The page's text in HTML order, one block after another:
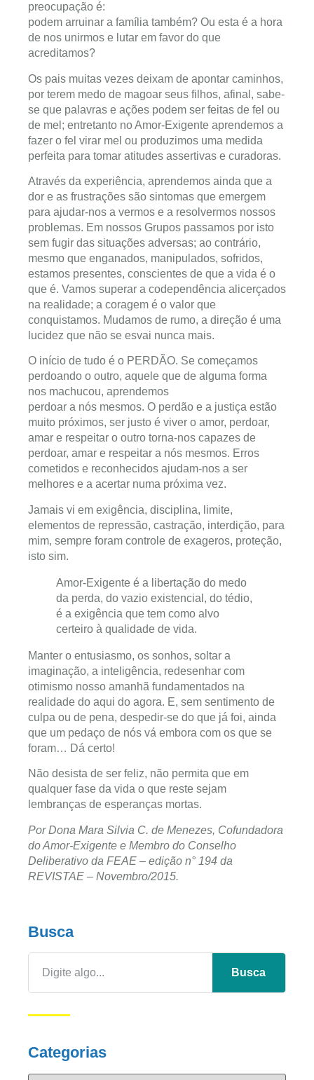
preocupação é:
podem arruinar a família também? Ou esta é a hora
de nos unirmos e lutar em favor do que
acreditamos?
Os pais muitas vezes deixam de apontar caminhos,
por terem medo de magoar seus filhos, afinal, sabe-
se que palavras e ações podem ser feitas de fel ou
de mel; entretanto no Amor-Exigente aprendemos a
fazer o fel virar mel ou produzimos uma medida
perfeita para tomar atitudes assertivas e curadoras.
Através da experiência, aprendemos ainda que a
dor e as frustrações são sintomas que emergem
para ajudar-nos a vermos e a resolvermos nossos
problemas. Em nossos Grupos passamos por isto
sem fugir das situações adversas; ao contrário,
mesmo que enganados, manipulados, sofridos,
estamos presentes, conscientes de que a vida é o
que é. Vamos superar a codependência alicerçados
na realidade; a coragem é o valor que
conquistamos. Mudamos de rumo, a direção é uma
lucidez que não se esvai nunca mais.
O início de tudo é o PERDÃO. Se começamos
perdoando o outro, aquele que de alguma forma
nos machucou, aprendemos
perdoar a nós mesmos. O perdão e a justiça estão
muito próximos, ser justo é viver o amor, perdoar,
amar e respeitar o outro torna-nos capazes de
perdoar, amar e respeitar a nós mesmos. Erros
cometidos e reconhecidos ajudam-nos a ser
melhores e a acertar numa próxima vez.
Jamais vi em exigência, disciplina, limite,
elementos de repressão, castração, interdição, para
mim, sempre foram controle de exageros, proteção,
isto sim.
Amor-Exigente é a libertação do medo
da perda, do vazio existencial, do tédio,
é a exigência que tem como alvo
certeiro à qualidade de vida.
Manter o entusiasmo, os sonhos, soltar a
imaginação, a inteligência, redesenhar com
otimismo nosso amanhã fundamentados na
realidade do aqui do agora. E, sem sentimento de
culpa ou de pena, despedir-se do que já foi, ainda
que um pedaço de nós vá embora com os que se
foram… Dá certo!
Não desista de ser feliz, não permita que em
qualquer fase da vida o que reste sejam
lembranças de esperanças mortas.
Por Dona Mara Silvia C. de Menezes, Cofundadora
do Amor-Exigente e Membro do Conselho
Deliberativo da FEAE – edição n° 194 da
REVISTAE – Novembro/2015.
Busca
Busca
Categorias